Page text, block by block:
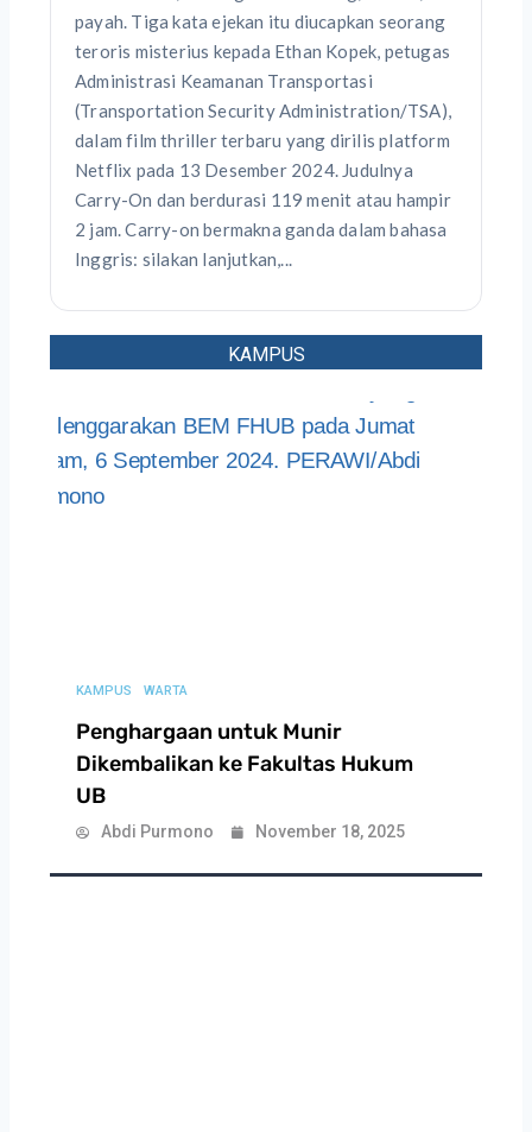
payah. Tiga kata ejekan itu diucapkan seorang
teroris misterius kepada Ethan Kopek, petugas
Administrasi Keamanan Transportasi
(Transportation Security Administration/TSA),
dalam film thriller terbaru yang dirilis platform
Netflix pada 13 Desember 2024. Judulnya
Carry-On dan berdurasi 119 menit atau hampir
2 jam. Carry-on bermakna ganda dalam bahasa
Inggris: silakan lanjutkan,...
KAMPUS
KAMPUS WARTA
Penghargaan untuk Munir
Dikembalikan ke Fakultas Hukum
UB
Abdi Purmono November 18, 2025